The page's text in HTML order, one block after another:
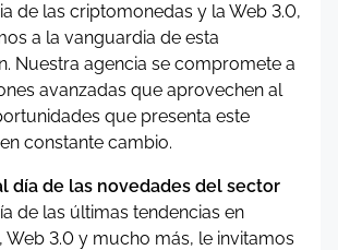
de las criptomonedas y la Web 3.0,
a la vanguardia de esta
Nuestra agencia se compromete a
avanzadas que aprovechen al
que presenta este
constante cambio.
día de las novedades del sector
de las últimas tendencias en
3.0 y mucho más, le invitamos